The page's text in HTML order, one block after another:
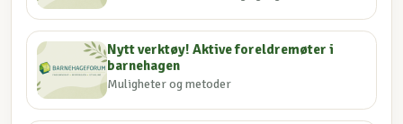
Nytt verktøy! Aktive foreldremøter i
barnehagen
Muligheter og metoder